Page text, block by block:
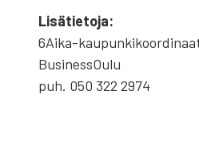
Lisä­tie­to­ja:
6Ai­ka-
Business­Oulu
puh. 050 322 2974